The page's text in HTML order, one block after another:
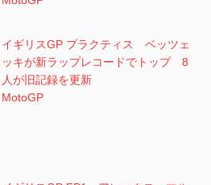
イギリスGP プラクティス ベッツェ
ッキが新ラップレコードでトップ 8
人が旧記録を更新
MotoGP